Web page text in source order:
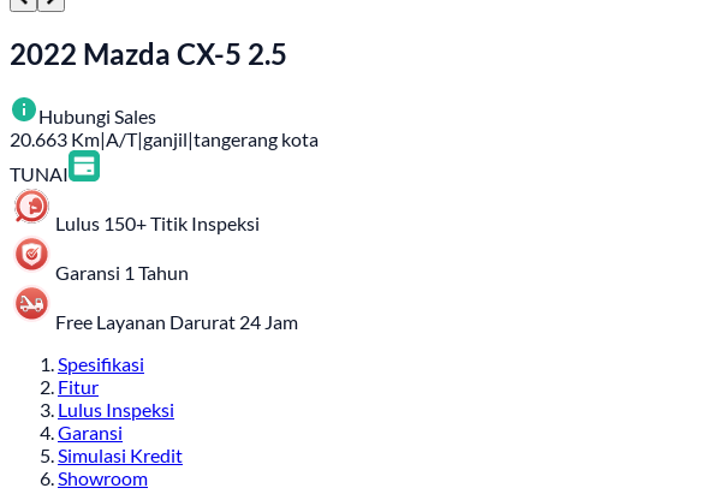
2022 Mazda CX-5 2.5
Hubungi Sales
20.663 Km|A/T|ganjil|tangerang kota
TUNAI
Lulus 150+ Titik Inspeksi
Garansi 1 Tahun
Free Layanan Darurat 24 Jam
Spesifikasi
Fitur
Lulus Inspeksi
Garansi
Simulasi Kredit
Showroom